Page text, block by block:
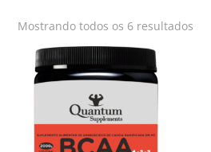
Mostrando todos os 6 resultados